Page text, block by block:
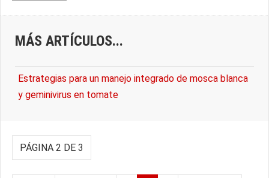
MÁS ARTÍCULOS...
Estrategias para un manejo integrado de mosca blanca
y geminivirus en tomate
PÁGINA 2 DE 3